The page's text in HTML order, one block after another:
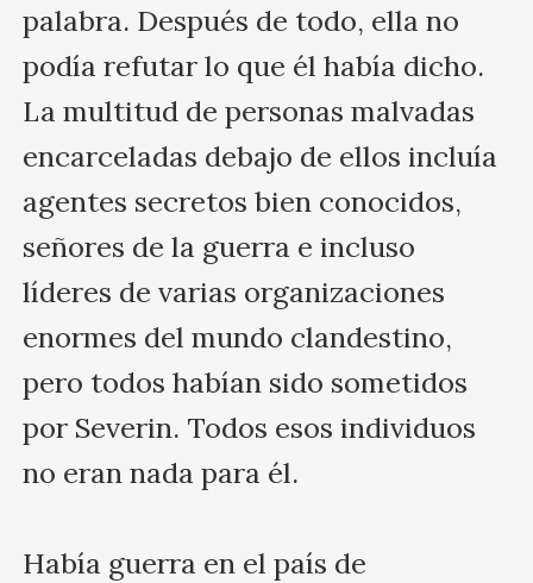
palabra. Después de todo, ella no
podía refutar lo que él había dicho.
La multitud de personas malvadas
encarceladas debajo de ellos incluía
agentes secretos bien conocidos,
señores de la guerra e incluso
líderes de varias organizaciones
enormes del mundo clandestino,
pero todos habían sido sometidos
por Severin. Todos esos individuos
no eran nada para él.
Había guerra en el país de